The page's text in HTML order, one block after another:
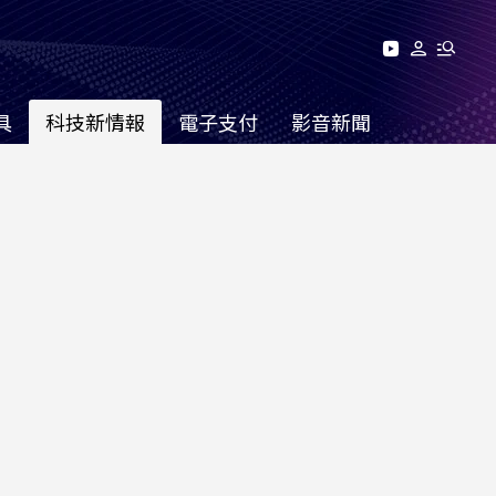
科技新情報 電子支付 影音新聞